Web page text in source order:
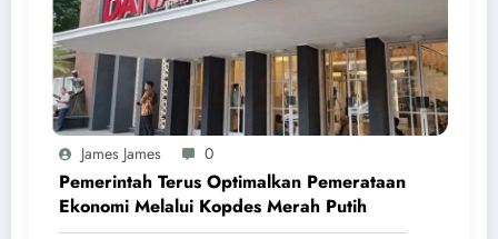
James James 0
Pemerintah Terus Optimalkan Pemerataan
Ekonomi Melalui Kopdes Merah Putih